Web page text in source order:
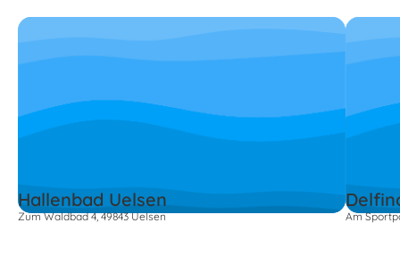
Hallenbad Uelsen
Zum Waldbad 4, 49843 Uelsen Am